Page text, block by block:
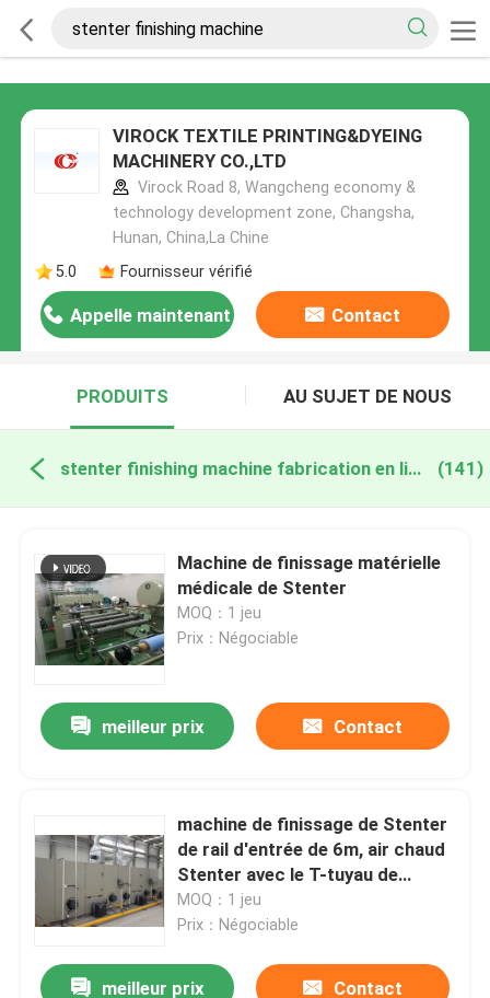
VIROCK TEXTILE PRINTING&DYEING
MACHINERY CO.,LTD
Virock Road 8, Wangcheng economy &
technology development zone, Changsha,
Hunan, China,La Chine
5.0
Fournisseur vérifié
Appelle maintenant Contact
PRODUITS AU SUJET DE NOUS
stenter finishing machine fabrication en ligne (141)
Machine de finissage matérielle
médicale de Stenter
MOQ：1 jeu
Prix：Négociable
meilleur prix Contact
machine de finissage de Stenter
de rail d'entrée de 6m, air chaud
Stenter avec le T-tuyau de
combustion de gaz
MOQ：1 jeu
Prix：Négociable
meilleur prix Contact